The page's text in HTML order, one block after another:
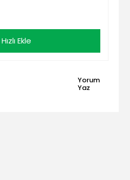
Hızlı Ekle
Yorum
Yaz